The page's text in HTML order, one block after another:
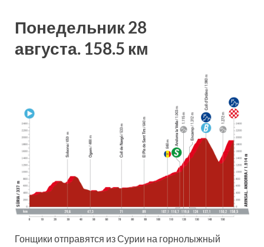
Понедельник 28
августа. 158.5 км
Гонщики отправятся из Сурии на горнолыжный